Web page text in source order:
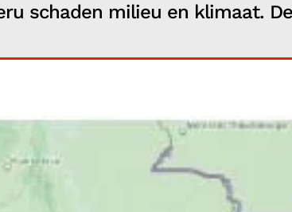
schaden milieu en klimaat.